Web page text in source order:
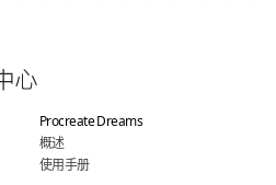
Procreate Dreams
概述
使用手册